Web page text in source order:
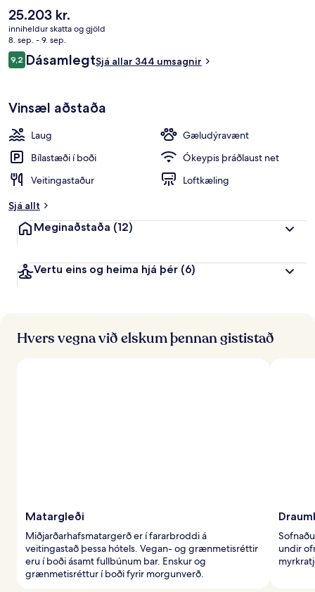
sundlaugarbakkann, líkamsræktaraðstaða og
skyndibitastaður/sælkeraverslun. Aðrir gestir hafa sérstaklega sagt
að hjálpsamt starfsfólk sé meðal helstu kosta gististaðarins.
Gististaðurinn er stutt frá almenningssamgöngum: Benidorm
sporvagnastöðin er í 14 mínútna göngufjarlægð.
Núverandi
verð
er
25.203 kr.
25.203 kr.
inniheldur skatta og gjöld
8. sep. - 9. sep.
Umsagnir
9,29,2 af 10
DásamlegtSjá allar 344 umsagnir
Vinsæl aðstaða
Laug
Gæludýravænt
Bílastæði í boði
Ókeypis þráðlaust net
Veitingastaður
Loftkæling
Sjá allt
Meginaðstaða (12)
Vertu eins og heima hjá þér (6)
Hvers vegna við elskum þennan gististað
Matargleði
Miðjarðarhafsmatargerð er í fararbroddi á
veitingastað þessa hótels. Vegan- og grænmetisréttir
eru í boði ásamt fullbúnum bar. Enskur og
grænmetisréttur í boði fyrir morgunverð.
undir